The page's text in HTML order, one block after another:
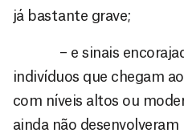
já bastante grave;
– e sinais
indivíduos que chegam
com níveis altos ou
ainda não desenvolveram